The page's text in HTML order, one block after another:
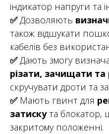
індикатор напруги та
✅Дозволяють
також відшукати
кабелів без
✅Дають змогу
різати, зачищати та
скручувати дроти та
✅Мають гвинт для
затискута блокатор,
закритому положенні.